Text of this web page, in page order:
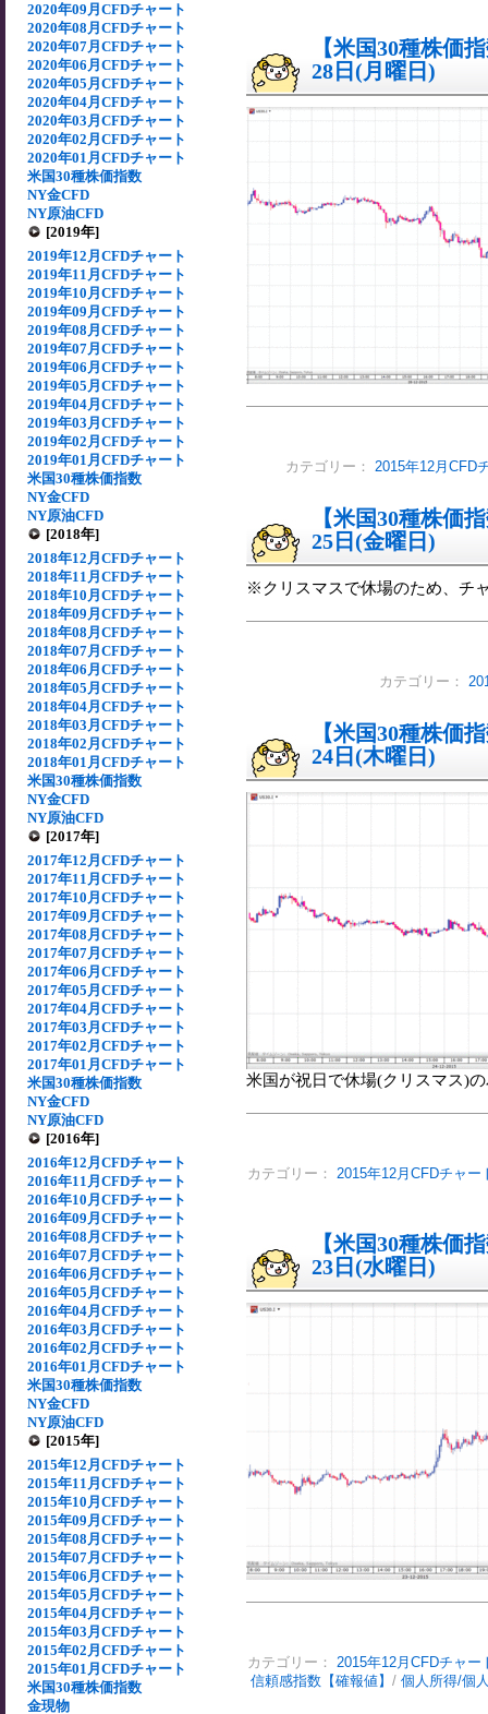
2020年09月CFDチャート
2020年08月CFDチャート
2020年07月CFDチャート
2020年06月CFDチャート
2020年05月CFDチャート
2020年04月CFDチャート
2020年03月CFDチャート
2020年02月CFDチャート
2020年01月CFDチャート
米国30種株価指数
NY金CFD
NY原油CFD
[2019年]
2019年12月CFDチャート
2019年11月CFDチャート
2019年10月CFDチャート
2019年09月CFDチャート
2019年08月CFDチャート
2019年07月CFDチャート
2019年06月CFDチャート
2019年05月CFDチャート
2019年04月CFDチャート
2019年03月CFDチャート
2019年02月CFDチャート
2019年01月CFDチャート
米国30種株価指数
NY金CFD
NY原油CFD
[2018年]
2018年12月CFDチャート
2018年11月CFDチャート
2018年10月CFDチャート
2018年09月CFDチャート
2018年08月CFDチャート
2018年07月CFDチャート
2018年06月CFDチャート
2018年05月CFDチャート
2018年04月CFDチャート
2018年03月CFDチャート
2018年02月CFDチャート
2018年01月CFDチャート
米国30種株価指数
NY金CFD
NY原油CFD
[2017年]
2017年12月CFDチャート
2017年11月CFDチャート
2017年10月CFDチャート
2017年09月CFDチャート
2017年08月CFDチャート
2017年07月CFDチャート
2017年06月CFDチャート
2017年05月CFDチャート
2017年04月CFDチャート
2017年03月CFDチャート
2017年02月CFDチャート
2017年01月CFDチャート
米国30種株価指数
NY金CFD
NY原油CFD
[2016年]
2016年12月CFDチャート
2016年11月CFDチャート
2016年10月CFDチャート
2016年09月CFDチャート
2016年08月CFDチャート
2016年07月CFDチャート
2016年06月CFDチャート
2016年05月CFDチャート
2016年04月CFDチャート
2016年03月CFDチャート
2016年02月CFDチャート
2016年01月CFDチャート
米国30種株価指数
NY金CFD
NY原油CFD
[2015年]
2015年12月CFDチャート
2015年11月CFDチャート
2015年10月CFDチャート
2015年09月CFDチャート
2015年08月CFDチャート
2015年07月CFDチャート
2015年06月CFDチャート
2015年05月CFDチャート
2015年04月CFDチャート
2015年03月CFDチャート
2015年02月CFDチャート
2015年01月CFDチャート
米国30種株価指数
金現物
【米国30種株価
28日(月曜日)
カテゴリー： 2015年12月CFD
【米国30種株価
25日(金曜日)
※クリスマスで休場のため、チ
カテゴリー：
【米国30種株価
24日(木曜日)
米国が祝日で休場(クリスマス)
カテゴリー： 2015年12月CFDチャー
【米国30種株価
23日(水曜日)
カテゴリー： 2015年12月CFDチャー
信頼感指数【確報値】 / 個人所得/個